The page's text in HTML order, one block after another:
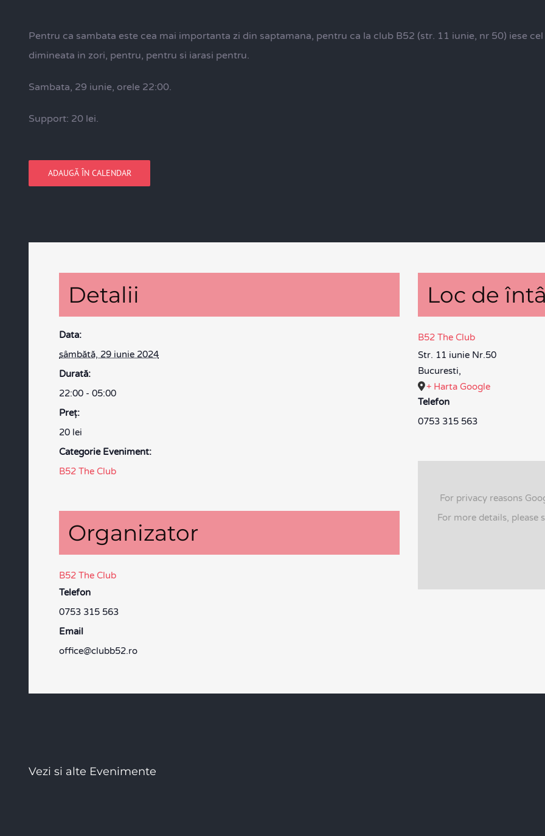
Pentru ca sambata este cea mai importanta zi din saptamana, pentru ca la club B52 (str. 11 iunie, nr 50) iese
dimineata in zori, pentru, pentru si iarasi pentru.
Sambata, 29 iunie, orele 22:00.
Support: 20 lei.
ADAUGĂ ÎN CALENDAR
Detalii
Data:
sâmbătă, 29 iunie 2024
Durată:
22:00 - 05:00
Preţ:
20 lei
Categorie Eveniment:
B52 The Club
Organizator
B52 The Club
Telefon
0753 315 563
Email
office@clubb52.ro
Loc de
B52 The Club
Str. 11 iunie Nr.50
Bucuresti,
+ Harta Google
Telefon
0753 315 563
For privacy reasons
For more details, please
Vezi si alte Evenimente